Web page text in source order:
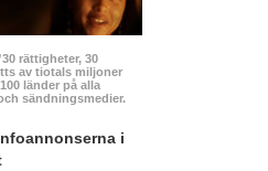
rättigheter, 30
av tiotals miljoner
länder på alla
sändningsmedier.
i